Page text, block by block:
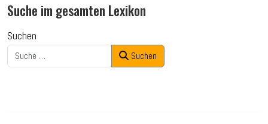
Suche im gesamten Lexikon
Suchen
Suchen